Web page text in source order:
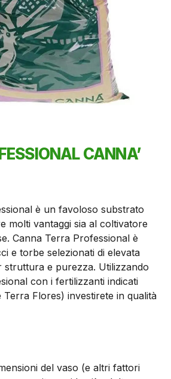
CANNA’
è un favoloso substrato
molti vantaggi sia al coltivatore
Canna Terra Professional è
e torbe selezionati di elevata
struttura e purezza. Utilizzando
con i fertilizzanti indicati
Terra Flores) investirete in qualità
del vaso (e altri fattori